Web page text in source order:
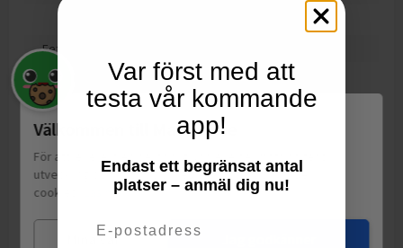
0
Fett
varav mättat fett
Motsvarande salt
INGREDIENSER: Pastöriserad MJÖLK, syrningskultur, löpe, salt,
kalciumklorid, konserveringsmedel: E251, E235, E202.
Välkommen till Matspar.se
För att leverera en personlig upplevelse, mäta sajtens
utveckling och ha sociala medier-koppling använder vi
cookies.
Läs mer
Mina val
Var först med att
testa vår kommande
app!
Endast ett begränsat antal
platser – anmäl dig nu!